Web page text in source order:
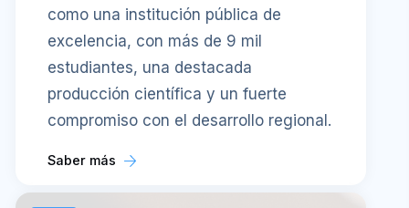
como una institución pública de
excelencia, con más de 9 mil
estudiantes, una destacada
producción científica y un fuerte
compromiso con el desarrollo regional.
Saber más